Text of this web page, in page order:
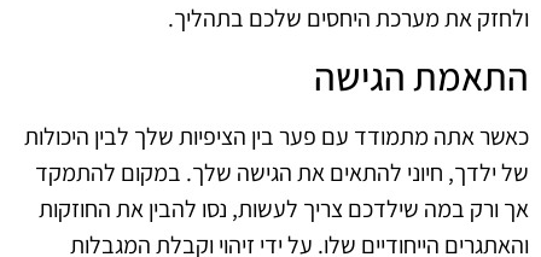
ולחזק את מערכת היחסים שלכם בתהליך.
התאמת הגישה
כאשר אתה מתמודד עם פער בין הציפיות שלך לבין היכולות
של ילדך, חיוני להתאים את הגישה שלך. במקום להתמקד
אך ורק במה שילדכם צריך לעשות, נסו להבין את החוזקות
והאתגרים הייחודיים שלו. על ידי זיהוי וקבלת המגבלות